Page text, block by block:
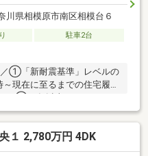
川県相模原市南区相模台６
駐車2台
／①「新耐震基準」レベルの
現在に至るまでの住宅履歴
のまま引き継ぐことが可能
報欄でもご確認下さい。●
」スムストック。●南東向
よう塀が設置されており、
１ 2,780万円 4DK